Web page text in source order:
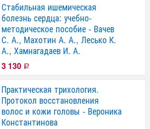
Стабильная ишемическая
болезнь сердца: учебно-
методическое пособие - Вачев
С. А., Махотин А. А., Лесько К.
А., Хамнагадаев И. А.
3 130 Р
Практическая трихология.
Протокол восстановления
волос и кожи головы - Вероника
Константинова